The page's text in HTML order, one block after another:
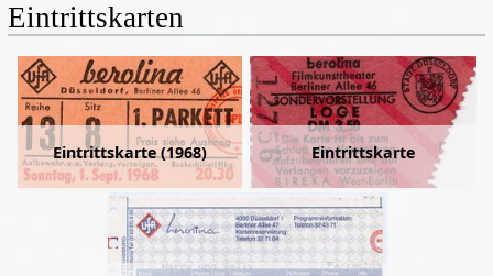
Eintrittskarten
Eintrittskarte (1968) Eintrittskarte